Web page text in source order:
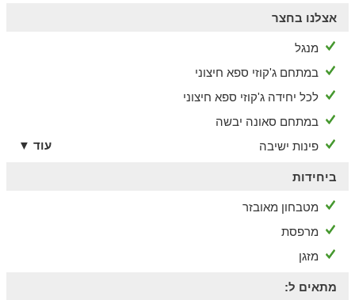
עוד במקום
ספא.
המתחם מתאים גם לציבור הדתי ושומרי המסורת וכולל בית
כנסת במרחק הליכה ופלטה.
אצלנו בחצר
מנגל
במתחם ג'קוזי ספא חיצוני
לכל יחידה ג'קוזי ספא חיצוני
במתחם סאונה יבשה
פינות ישיבה
עוד ▼
ביחידות
מטבחון מאובזר
מרפסת
מזגן
מתאים ל: